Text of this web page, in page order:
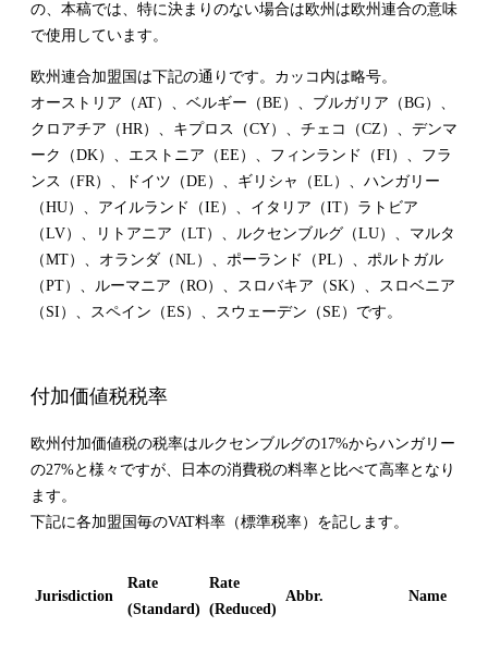
の、本稿では、特に決まりのない場合は欧州は欧州連合の意味
で使用しています。
欧州連合加盟国は下記の通りです。カッコ内は略号。
オーストリア（AT）、ベルギー（BE ）、ブルガリア（BG）、
クロアチア（HR）、キプロス（CY）、チェコ（CZ ）、デンマ
ーク（DK）、エストニア（EE ）、フィンランド（FI ）、フラ
ンス（FR）、ドイツ（DE ）、ギリシャ（EL ）、ハンガリー
（HU）、アイルランド（IE ）、イタリア（IT）ラトビア
（LV）、リトアニア（LT）、ルクセンブルグ（LU）、マルタ
（MT）、オランダ（NL ）、ポーランド（PL ）、ポルトガル
（PT）、ルーマニア（RO）、スロバキア（ SK）、スロベニア
（ SI ）、スペイン（ES ）、スウェーデン（ SE ）です。
付加価値税税率
欧州付加価値税の税率はルクセンブルグの17%からハンガリー
の27%と様々ですが、日本の消費税の料率と比べて高率となり
ます。
下記に各加盟国毎のVAT料率（標準税率）を記します。
Jurisdiction
Rate
(Standard)
Rate
(Reduced)
Abbr. Name